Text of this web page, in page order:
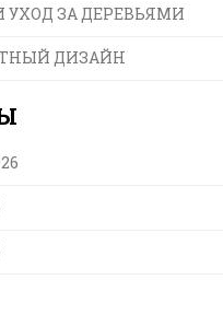
УХОД ЗА ДЕРЕВЬЯМИ
ДИЗАЙН